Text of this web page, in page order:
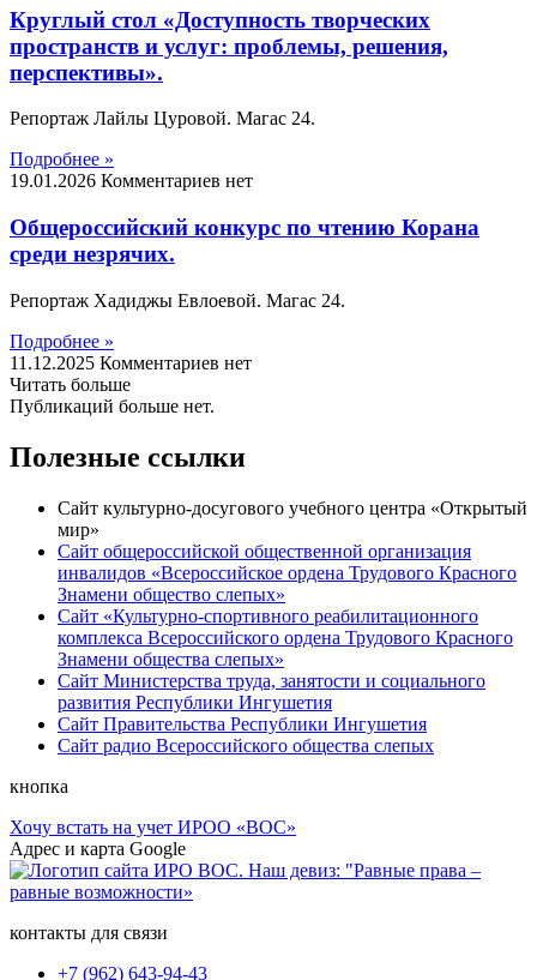
Круглый стол «Доступность творческих
пространств и услуг: проблемы, решения,
перспективы».
Репортаж Лайлы Цуровой. Магас 24.
Подробнее »
19.01.2026 Комментариев нет
Общероссийский конкурс по чтению Корана
среди незрячих.
Репортаж Хадиджы Евлоевой. Магас 24.
Подробнее »
11.12.2025 Комментариев нет
Читать больше
Публикаций больше нет.
Полезные ссылки
Сайт культурно-досугового учебного центра «Открытый
мир»
Сайт общероссийской общественной организация
инвалидов «Всероссийское ордена Трудового Красного
Знамени общество слепых»
Сайт «Культурно-спортивного реабилитационного
комплекса Всероссийского ордена Трудового Красного
Знамени общества слепых»
Сайт Министерства труда, занятости и социального
развития Республики Ингушетия
Сайт Правительства Республики Ингушетия
Сайт радио Всероссийского общества слепых
кнопка
Хочу встать на учет ИРОО «ВОС»
Адрес и карта Google
контакты для связи
+7 (962) 643-94-43